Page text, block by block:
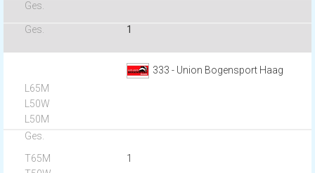
1
333 - Union Bogensport Haag
1